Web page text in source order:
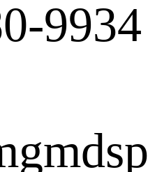
9934